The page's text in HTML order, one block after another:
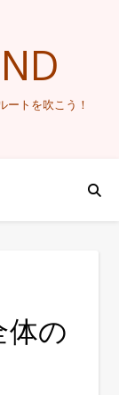
ートを吹こう！
の